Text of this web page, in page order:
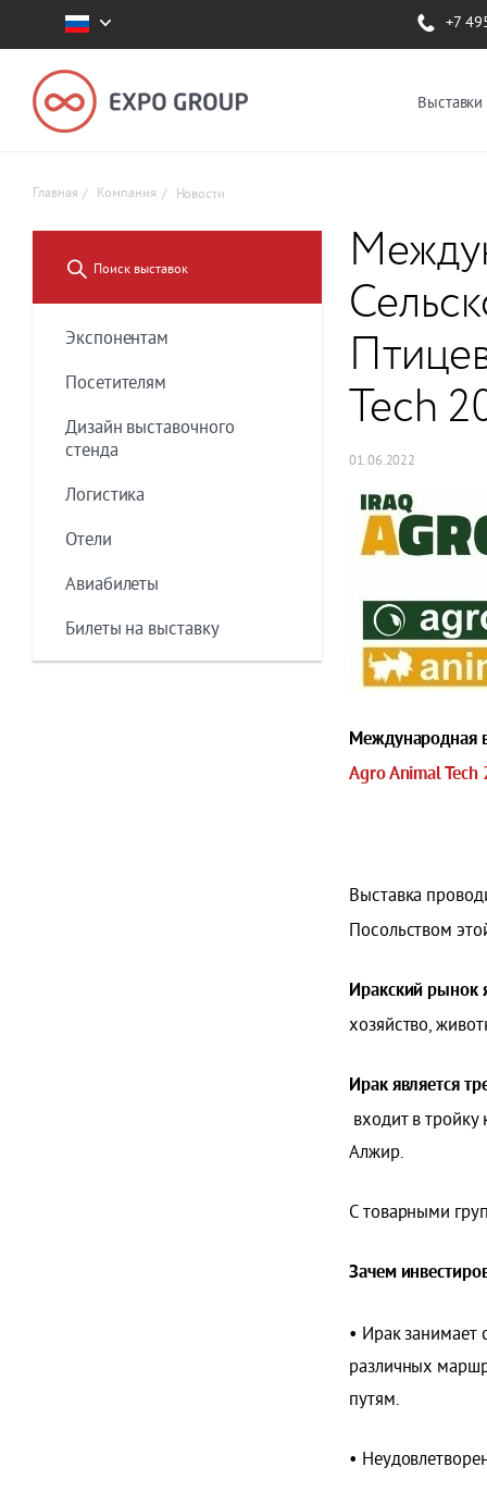
+7
Главная Компания Новости
Экспонентам
Посетителям
Дизайн выставочного
стенда
Логистика
Отели
Авиабилеты
Билеты на выставку
Tech
01.06.2022
Международная
Agro Animal Tech
Выставка
Посольством
Иракский рынок
хозяйство,
Ирак является
входит в
Алжир.
С товарными
Зачем
• Ирак занимает
различных
путям.
•